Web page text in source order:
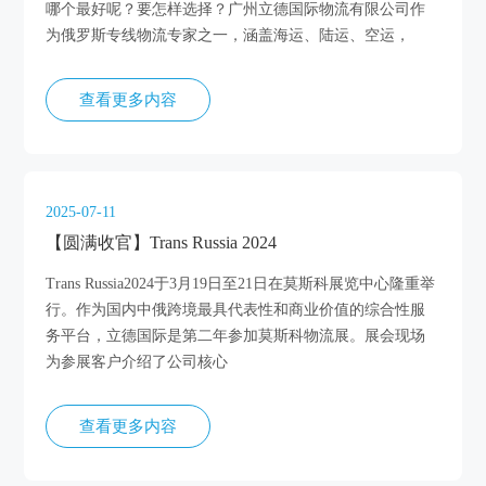
哪个最好呢？要怎样选择？广州立德国际物流有限公司作
为俄罗斯专线物流专家之一，涵盖海运、陆运、空运，
查看更多内容
2025-07-11
【圆满收官】Trans Russia 2024
Trans Russia2024于3月19日至21日在莫斯科展览中心隆重举
行。作为国内中俄跨境最具代表性和商业价值的综合性服
务平台，立德国际是第二年参加莫斯科物流展。展会现场
为参展客户介绍了公司核心
查看更多内容